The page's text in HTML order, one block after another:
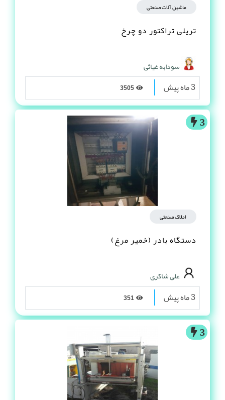
ماشین آلات صنعتی
تریلی تراکتور دو چرخ
سودابه غیاثی
3 ماه پیش
3
املاک صنعتی
دستگاه بادر (خمیر مرغ)
علی شاکری
3 ماه پیش
3